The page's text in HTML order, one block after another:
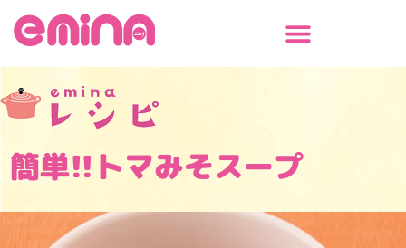
キ
ッ
簡単!!トマみそスープ